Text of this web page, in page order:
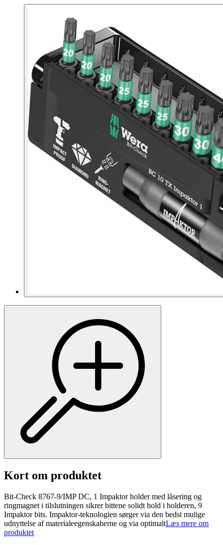
Kort om produktet
Bit-Check 8767-9/IMP DC, 1 Impaktor holder med låsering og
ringmagnet i tilslutningen sikrer bittene solidt hold i holderen, 9
Impaktor bits. Impaktor-teknologien sørger via den bedst mulige
udnyttelse af materialeegenskaberne og via optimaltLæs mere om
produktet